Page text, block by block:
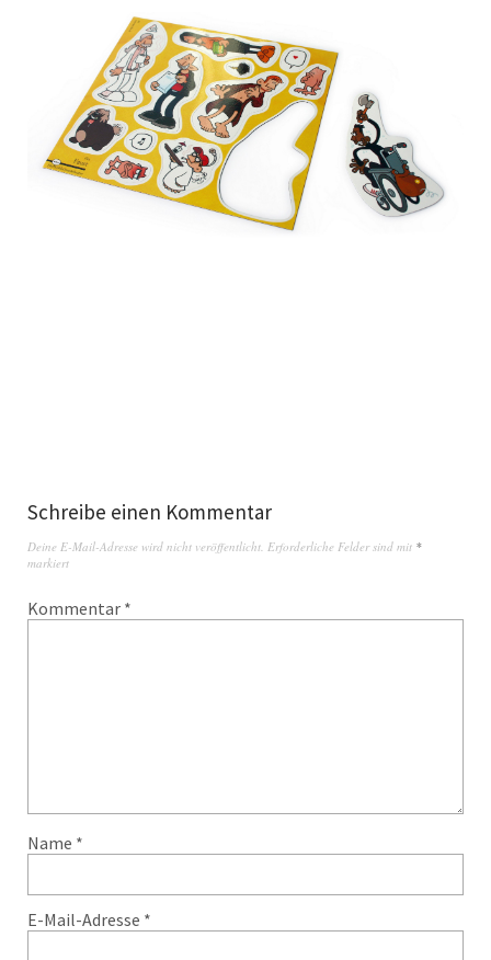
Schreibe einen Kommentar
Deine E-Mail-Adresse wird nicht veröffentlicht. Erforderliche Felder sind mit *
markiert
Kommentar *
Name *
E-Mail-Adresse *